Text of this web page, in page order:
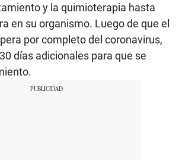
y la quimioterapia hasta
en su organismo. Luego de que el
por completo del coronavirus,
días adicionales para que se